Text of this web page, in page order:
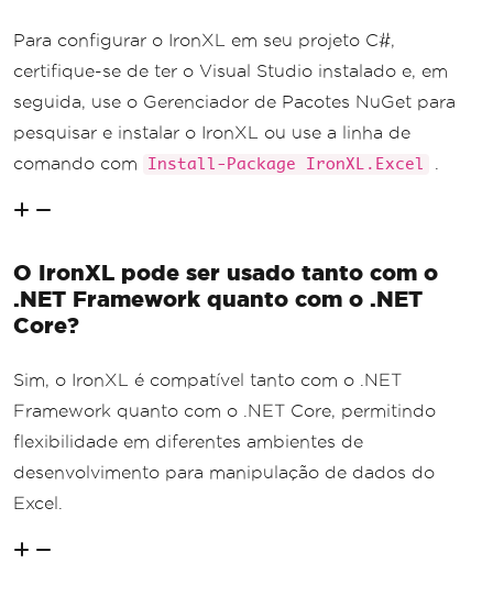
Para configurar o IronXL em seu projeto C#,
certifique-se de ter o Visual Studio instalado e, em
seguida, use o Gerenciador de Pacotes NuGet para
pesquisar e instalar o IronXL ou use a linha de
comando com
Install-Package IronXL.Excel
O IronXL pode ser usado tanto com o
.NET Framework quanto com o .NET
Core?
Sim, o IronXL é compatível tanto com o .NET
Framework quanto com o .NET Core, permitindo
flexibilidade em diferentes ambientes de
desenvolvimento para manipulação de dados do
Excel.